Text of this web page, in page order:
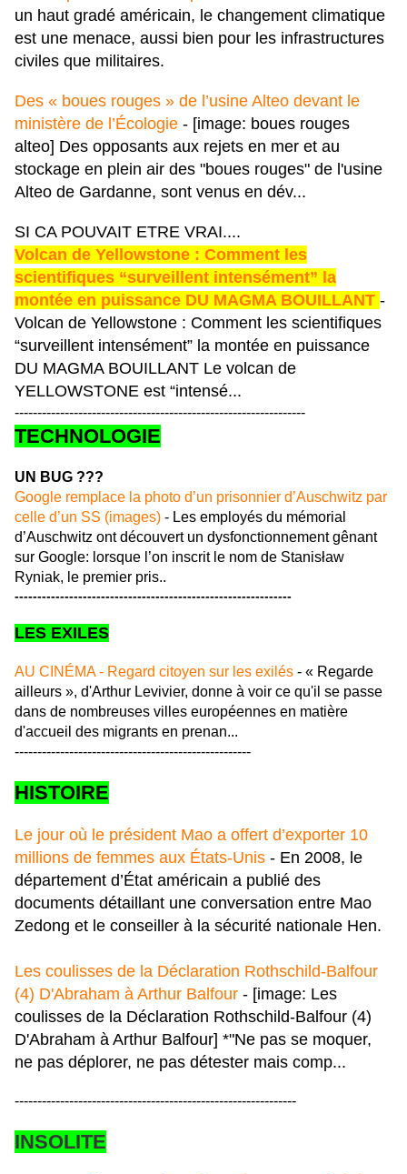
un haut gradé américain, le changement climatique
est une menace, aussi bien pour les infrastructures
civiles que militaires.
Des « boues rouges » de l’usine Alteo devant le
ministère de l’Écologie - [image: boues rouges
alteo] Des opposants aux rejets en mer et au
stockage en plein air des "boues rouges" de l'usine
Alteo de Gardanne, sont venus en dév...
SI CA POUVAIT ETRE VRAI....
Volcan de Yellowstone : Comment les
scientifiques “surveillent intensément” la
montée en puissance DU MAGMA BOUILLANT -
Volcan de Yellowstone : Comment les scientifiques
“surveillent intensément” la montée en puissance
DU MAGMA BOUILLANT Le volcan de
YELLOWSTONE est “intensé...
----------------------------------------------------------------
TECHNOLOGIE
UN BUG ???
Google remplace la photo d’un prisonnier d’Auschwitz par
celle d’un SS (images) - Les employés du mémorial
d’Auschwitz ont découvert un dysfonctionnement gênant
sur Google: lorsque l’on inscrit le nom de Stanisław
Ryniak, le premier pris..
-------------------------------------------------------------
LES EXILES
AU CINÉMA - Regard citoyen sur les exilés - « Regarde
ailleurs », d'Arthur Levivier, donne à voir ce qu'il se passe
dans de nombreuses villes européennes en matière
d'accueil des migrants en prenan...
----------------------------------------------------
HISTOIRE
Le jour où le président Mao a offert d’exporter 10
millions de femmes aux États-Unis - En 2008, le
département d’État américain a publié des
documents détaillant une conversation entre Mao
Zedong et le conseiller à la sécurité nationale Hen.
Les coulisses de la Déclaration Rothschild-Balfour
(4) D'Abraham à Arthur Balfour - [image: Les
coulisses de la Déclaration Rothschild-Balfour (4)
D'Abraham à Arthur Balfour] *"Ne pas se moquer,
ne pas déplorer, ne pas détester mais comp...
--------------------------------------------------------------
INSOLITE